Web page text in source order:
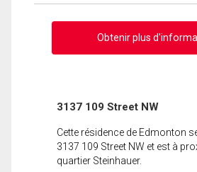
Obtenir plus
3137 109 Street NW
Cette résidence de Edmonton
3137 109 Street NW et est à
quartier Steinhauer.